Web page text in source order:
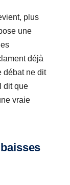
plus
une
déjà
débat ne dit
dit que
vraie